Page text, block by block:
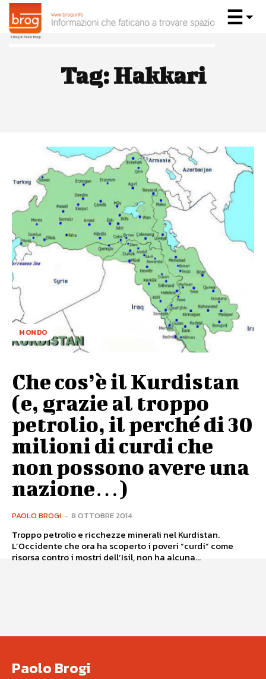
Tag:Hakkari
MONDO
Che cos’è il Kurdistan
(e, grazie al troppo
petrolio, il perché di 30
milioni di curdi che
non possono avere una
nazione…)
PAOLO BROGI - 8 OTTOBRE 2014
Troppo petrolio e ricchezze minerali nel Kurdistan.
L’Occidente che ora ha scoperto i poveri “curdi” come
risorsa contro i mostri dell’Isil, non ha alcuna...
Paolo Brogi